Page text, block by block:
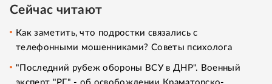
Сейчас читают
Как заметить, что подростки связались с
телефонными мошенниками? Советы психолога
"Последний рубеж обороны ВСУ в ДНР". Военный